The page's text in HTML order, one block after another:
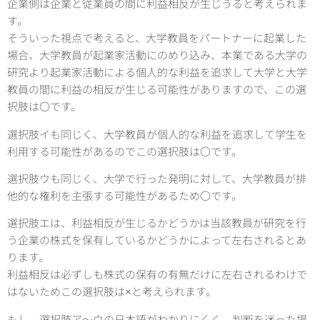
企業側は企業と従業員の間に利益相反が生じうると考えられま
す。
そういった視点で考えると、大学教員をパートナーに起業した
場合、大学教員が起業家活動にのめり込み、本業である大学の
研究より起業家活動による個人的な利益を追求して大学と大学
教員の間に利益の相反が生じる可能性がありますので、この選
択肢は〇です。
選択肢イも同じく、大学教員が個人的な利益を追求して学生を
利用する可能性があるのでこの選択肢は〇です。
選択肢ウも同じく、大学で行った発明に対して、大学教員が排
他的な権利を主張する可能性があるため〇です。
選択肢エは、利益相反が生じるかどうかは当該教員が研究を行
う企業の株式を保有しているかどうかによって左右されるとあ
ります。
利益相反は必ずしも株式の保有の有無だけに左右されるわけで
はないためこの選択肢は×と考えられます。